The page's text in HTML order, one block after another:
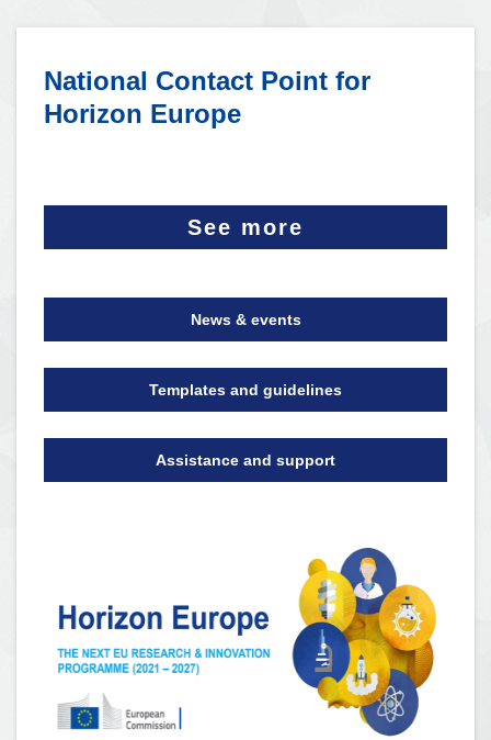
National Contact Point for
Horizon Europe
See more
News & events
Templates and guidelines
Assistance and support